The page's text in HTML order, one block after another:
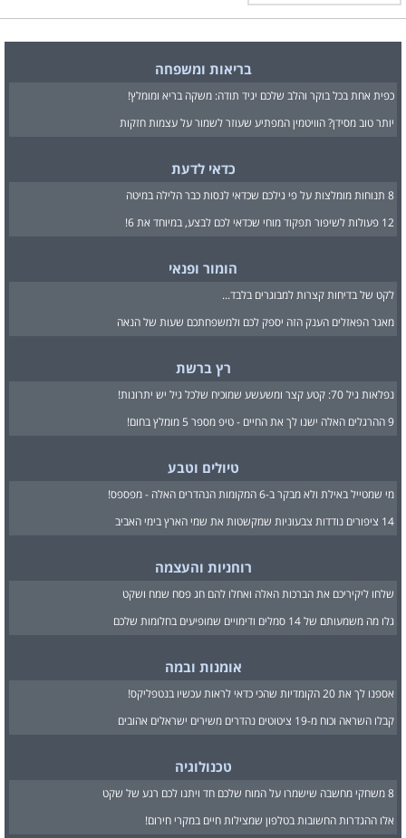
בריאות ומשפחה
כפית אחת בכל בוקר והלב שלכם יגיד תודה: משקה בריא ומומלץ!
יותר טוב מסידן? הוויטמין המפתיע שעוזר לשמור על עצמות חזקות
כדאי לדעת
8 תנוחות מומלצות על פי גילכם שכדאי לנסות כבר הלילה במיטה
12 פעולות לשיפור תפקוד מוחי שכדאי לכם לבצע, במיוחד את 6!
הומור ופנאי
לקט של בדיחות קצרות למבוגרים בלבד...
מאגר הפאזלים הענק הזה יספק לכם ולמשפחתכם שעות של הנאה
רץ ברשת
נפלאות גיל 70: קטע קצר ומשעשע שמוכיח שלכל גיל יש יתרונות!
9 ההרגלים האלה ישנו לך את החיים - טיפ מספר 5 מומלץ בחום!
טיולים וטבע
מי שמטייל באילת ולא מבקר ב-6 המקומות הנהדרים האלה - מפספס!
14 ציפורים נודדות צבעוניות שמקשטות את שמי הארץ בימי האביב
רוחניות והעצמה
שלחו ליקיריכם את הברכות האלה ואחלו להם חג פסח שמח ושקט
גלו מה משמעותם של 14 סמלים ודימויים שמופיעים בחלומות שלכם
אומנות ובמה
אספנו לך את 20 הקומדיות שהכי כדאי לראות עכשיו בנטפליקס!
קבלו השראה וכוח מ-19 ציטוטים נהדרים משירים ישראלים אהובים
טכנולוגיה
8 משחקי מחשבה שישמרו על המוח שלכם חד ויתנו לכם רגע של שקט
אלו ההגדרות החשובות בטלפון שמצילות חיים במקרי חירום!